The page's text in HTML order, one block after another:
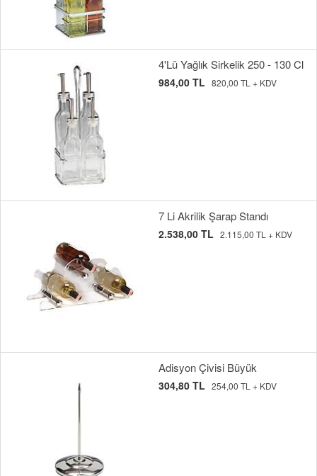
4'Lü Yağlık Sirkelik 250 - 130 Cl
984,00 TL 820,00 TL + KDV
7 Li Akrilik Şarap Standı
2.538,00 TL 2.115,00 TL + KDV
Adisyon Çivisi Büyük
304,80 TL 254,00 TL + KDV